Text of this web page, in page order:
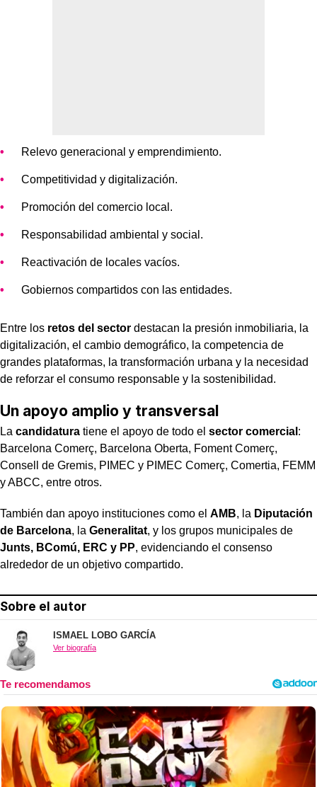
Relevo generacional y emprendimiento.
Competitividad y digitalización.
Promoción del comercio local.
Responsabilidad ambiental y social.
Reactivación de locales vacíos.
Gobiernos compartidos con las entidades.
Entre los retos del sector destacan la presión inmobiliaria, la
digitalización, el cambio demográfico, la competencia de
grandes plataformas, la transformación urbana y la necesidad
de reforzar el consumo responsable y la sostenibilidad.
Un apoyo amplio y transversal
La candidatura tiene el apoyo de todo el sector comercial :
Barcelona Comerç, Barcelona Oberta, Foment Comerç,
Consell de Gremis, PIMEC y PIMEC Comerç, Comertia, FEMM
y ABCC, entre otros.
También dan apoyo instituciones como el AMB, la Diputación
de Barcelona, la Generalitat, y los grupos municipales de
Junts, BComú, ERC y PP, evidenciando el consenso
alrededor de un objetivo compartido.
Sobre el autor
ISMAEL LOBO GARCÍA
Ver biografía